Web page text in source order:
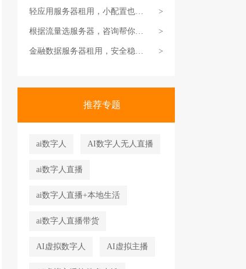
配方案
轻应用服务器租用，小配置也能
顺畅跑
>
根据流量选服务器，咨询帮你精
准匹配
>
金融数据服务器租用，安全稳定
>
推荐专题
ai数字人 AI数字人无人直播
ai数字人直播
ai数字人直播+本地生活
ai数字人直播带货
AI虚拟数字人 AI虚拟主播